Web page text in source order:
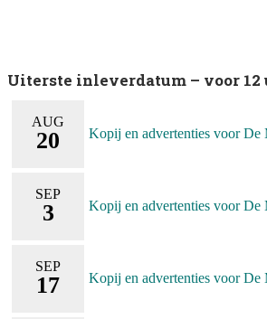
Uiterste inleverdatum – voor 12
AUG
20 Kopij en advertenties voor
SEP
3 Kopij en advertenties voor
SEP
17 Kopij en advertenties voor